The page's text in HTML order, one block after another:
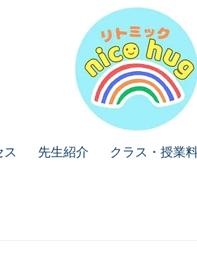
先生紹介 クラス・授業